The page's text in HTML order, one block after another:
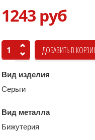
1243 руб
Вид изделия
Серьги
Вид металла
Бижутерия